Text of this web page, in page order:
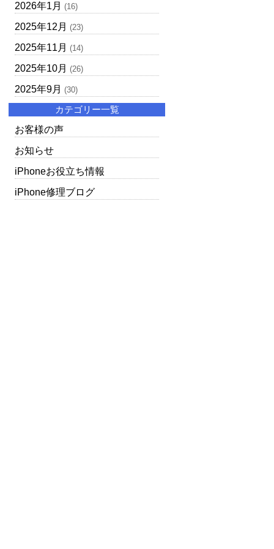
2026年1月 (16)
2025年12月 (23)
2025年11月 (14)
2025年10月 (26)
2025年9月 (30)
カテゴリー一覧
お客様の声
お知らせ
iPhoneお役立ち情報
iPhone修理ブログ